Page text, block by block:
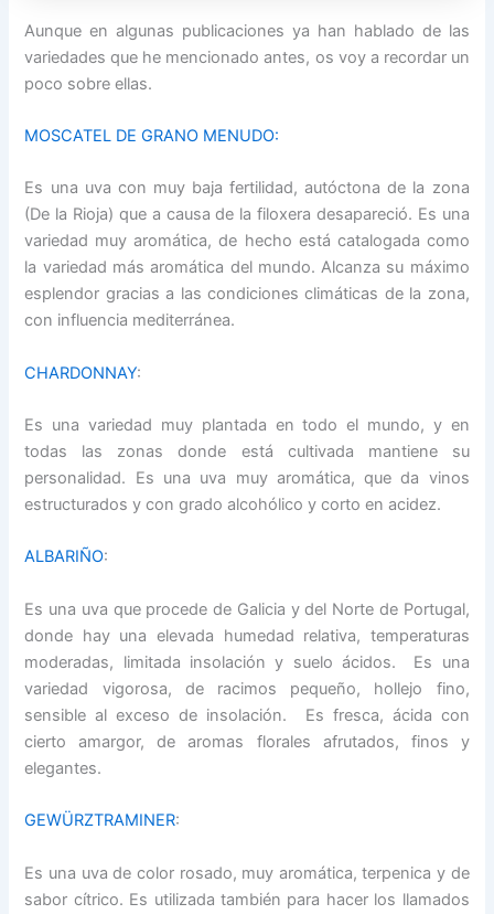
Aunque en algunas publicaciones ya han hablado de las
variedades que he mencionado antes, os voy a recordar un
poco sobre ellas.
MOSCATEL DE GRANO MENUDO:
Es una uva con muy baja fertilidad, autóctona de la zona
(De la Rioja) que a causa de la filoxera desapareció. Es una
variedad muy aromática, de hecho está catalogada como
la variedad más aromática del mundo. Alcanza su máximo
esplendor gracias a las condiciones climáticas de la zona,
con influencia mediterránea.
CHARDONNAY:
Es una variedad muy plantada en todo el mundo, y en
todas las zonas donde está cultivada mantiene su
personalidad. Es una uva muy aromática, que da vinos
estructurados y con grado alcohólico y corto en acidez.
ALBARIÑO:
Es una uva que procede de Galicia y del Norte de Portugal,
donde hay una elevada humedad relativa, temperaturas
moderadas, limitada insolación y suelo ácidos. Es una
variedad vigorosa, de racimos pequeño, hollejo fino,
sensible al exceso de insolación. Es fresca, ácida con
cierto amargor, de aromas florales afrutados, finos y
elegantes.
GEWÜRZTRAMINER:
Es una uva de color rosado, muy aromática, terpenica y de
sabor cítrico. Es utilizada también para hacer los llamados